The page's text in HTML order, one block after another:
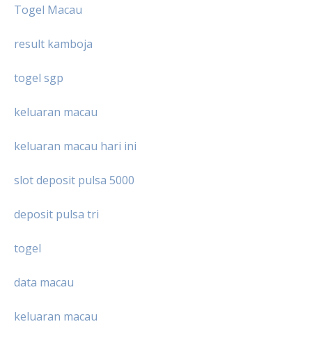
Togel Macau
result kamboja
togel sgp
keluaran macau
keluaran macau hari ini
slot deposit pulsa 5000
deposit pulsa tri
togel
data macau
keluaran macau